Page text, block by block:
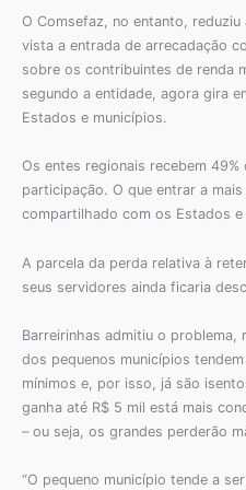
O Comsefaz, no entanto,
vista a entrada de arrecadação
sobre os contribuintes de renda
segundo a entidade, agora gira
Estados e municípios.
Os entes regionais recebem
participação. O que entrar a
compartilhado com os Estados e
A parcela da perda relativa à
seus servidores ainda ficaria
Barreirinhas admitiu o problema,
dos pequenos municípios
mínimos e, por isso, já são
ganha até R$ 5 mil está mais
– ou seja, os grandes perderão
“O pequeno município tende a